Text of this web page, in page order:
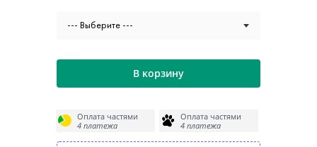
--- Выберите ---
В корзину
Оплата частями
4 платежа
Оплата частями
4 платежа